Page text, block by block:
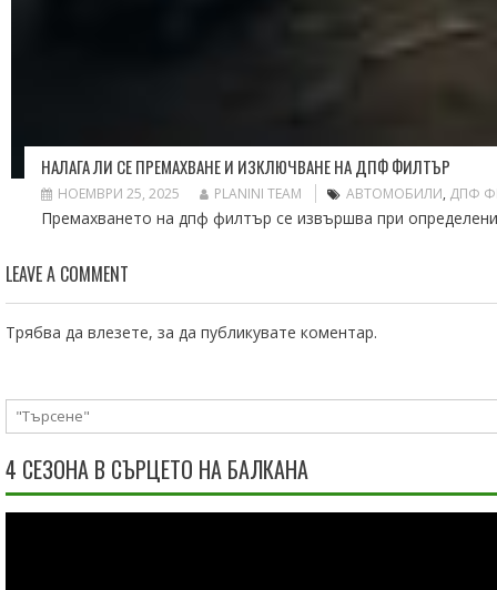
НАЛАГА ЛИ СЕ ПРЕМАХВАНЕ И ИЗКЛЮЧВАНЕ НА ДПФ ФИЛТЪР
НОЕМВРИ 25, 2025 PLANINI TEAM АВТОМОБИЛИ, ДПФ
Премахването на дпф филтър се извършва при
LEAVE A COMMENT
Трябва да влезете, за да публикувате коментар.
4 СЕЗОНА В СЪРЦЕТО НА БАЛКАНА